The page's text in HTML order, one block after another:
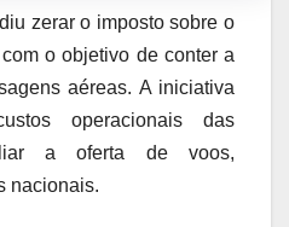
zerar o imposto sobre o
o objetivo de conter a
aéreas. A iniciativa
operacionais das
a oferta de voos,
nacionais.